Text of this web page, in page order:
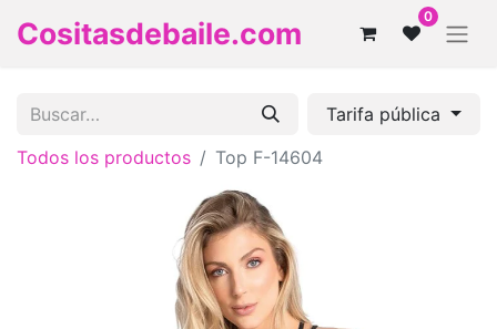
Cositasdebaile.com 0
Tarifa pública
Todos los productos
Top F-14604